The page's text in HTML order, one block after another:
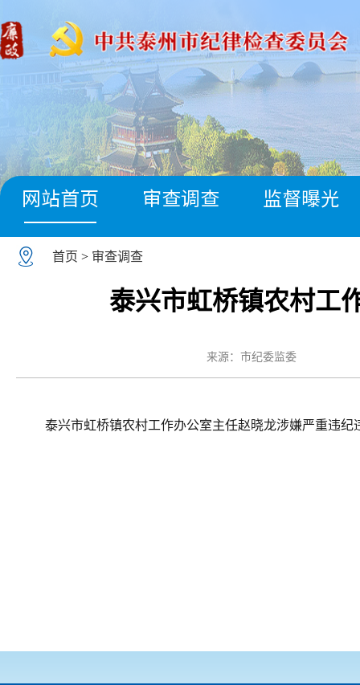
网站首页 审查调查 监督曝光
首页 > 审查调查
泰兴市虹桥镇农村工
来源：市纪委监委
泰兴市虹桥镇农村工作办公室主任赵晓龙涉嫌严重违纪